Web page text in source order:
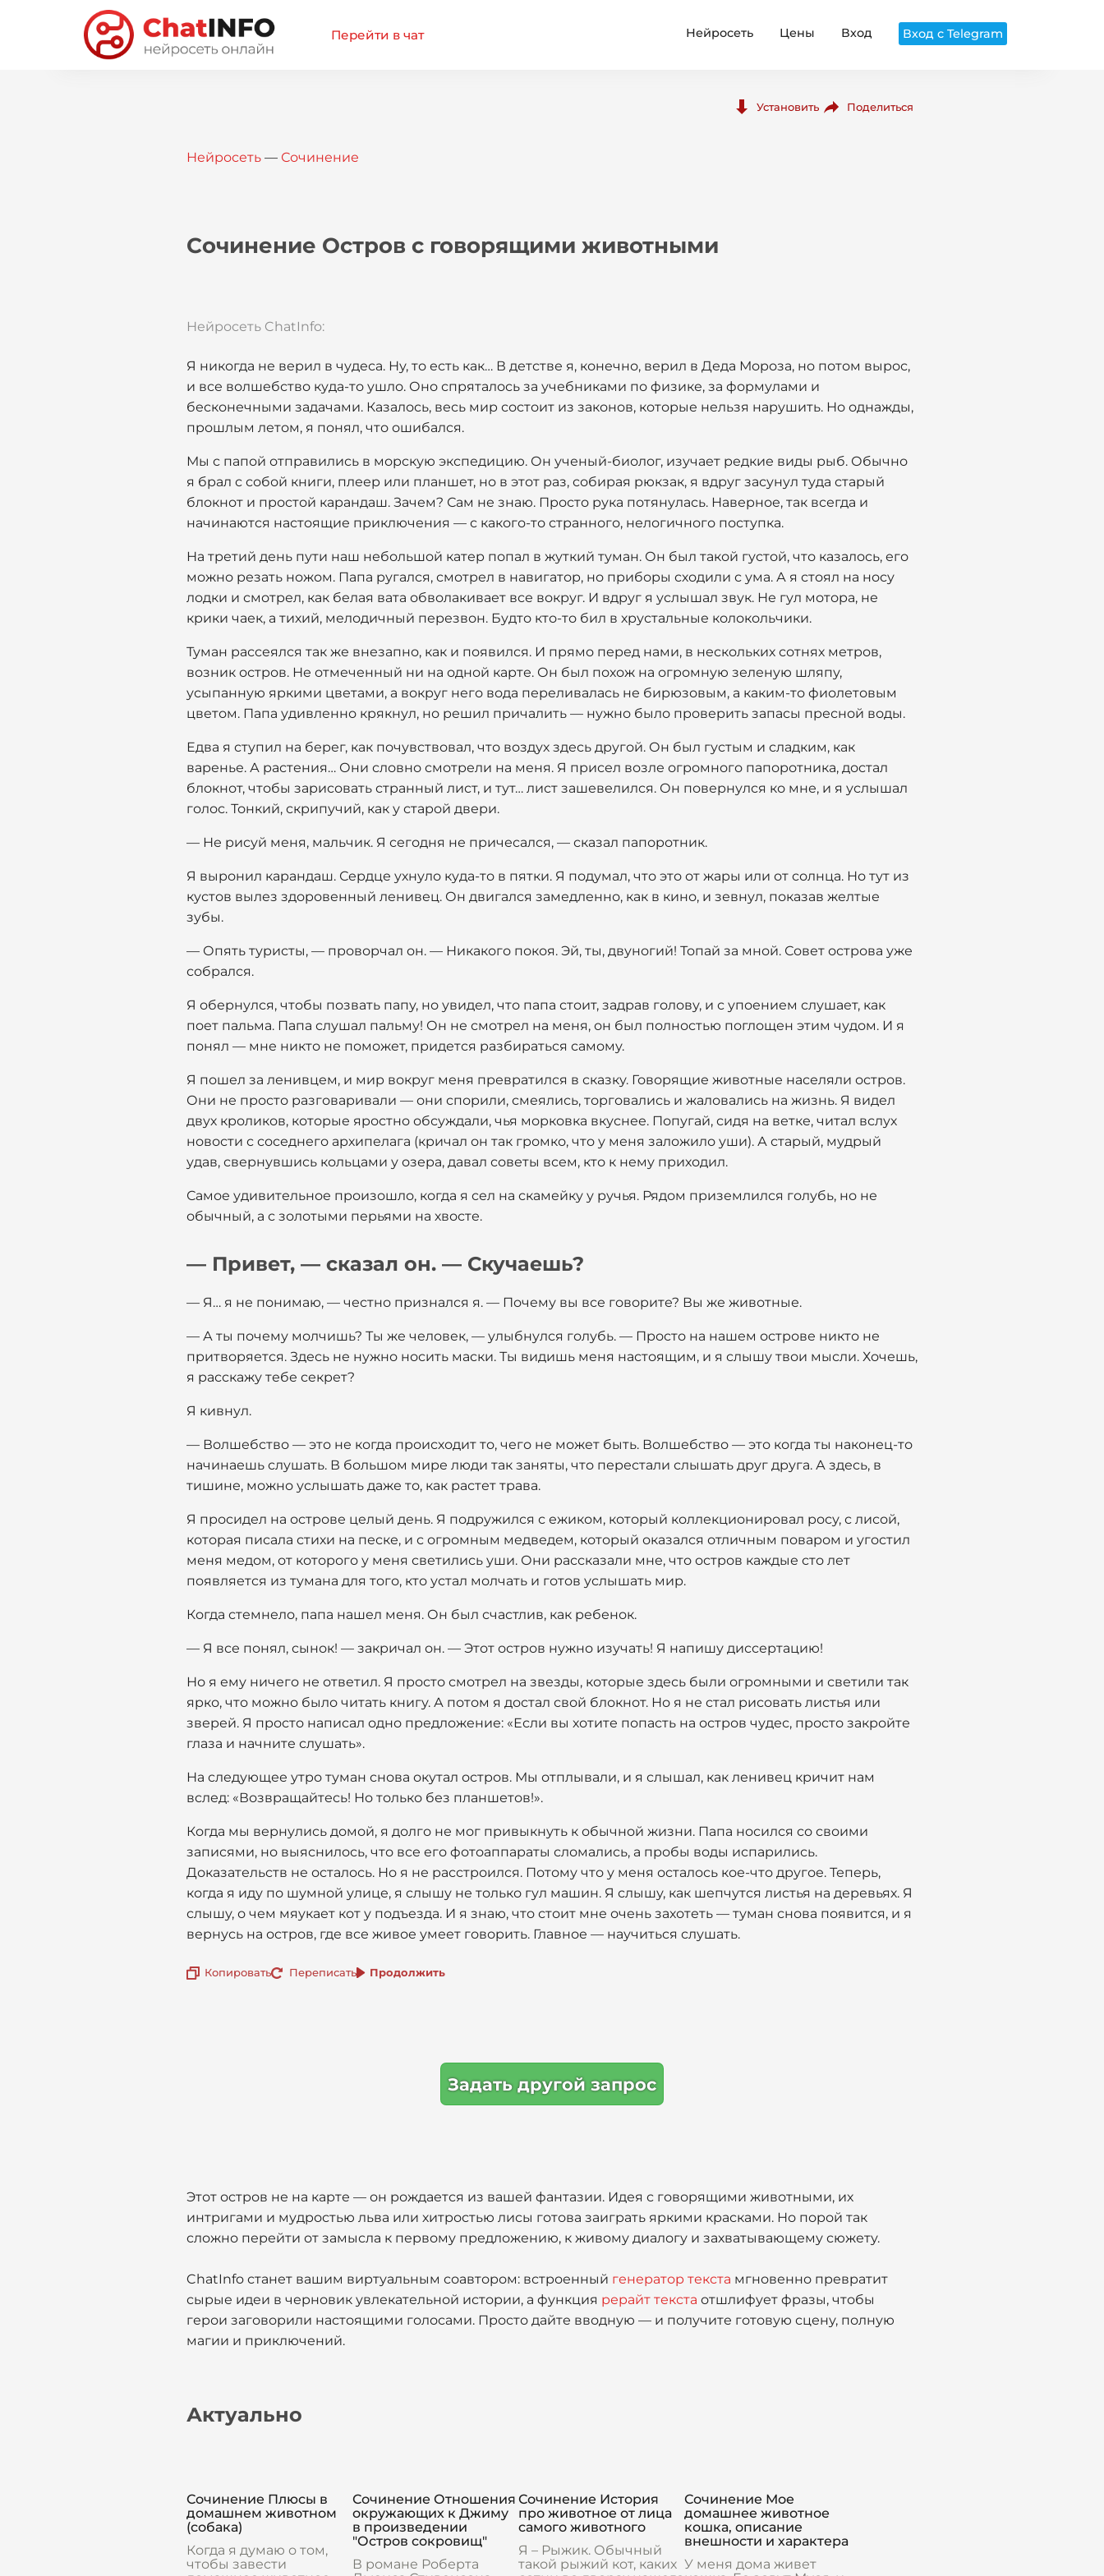
Перейти в чат Нейросеть Цены Вход Вход с Telegram
Установить Поделиться
Нейросеть — Сочинение
Сочинение Остров с говорящими животными
Нейросеть ChatInfo:
Я никогда не верил в чудеса. Ну, то есть как… В детстве я, конечно, верил в Деда Мороза, но потом вырос,
и все волшебство куда-то ушло. Оно спряталось за учебниками по физике, за формулами и
бесконечными задачами. Казалось, весь мир состоит из законов, которые нельзя нарушить. Но однажды,
прошлым летом, я понял, что ошибался.
Мы с папой отправились в морскую экспедицию. Он ученый-биолог, изучает редкие виды рыб. Обычно
я брал с собой книги, плеер или планшет, но в этот раз, собирая рюкзак, я вдруг засунул туда старый
блокнот и простой карандаш. Зачем? Сам не знаю. Просто рука потянулась. Наверное, так всегда и
начинаются настоящие приключения — с какого-то странного, нелогичного поступка.
На третий день пути наш небольшой катер попал в жуткий туман. Он был такой густой, что казалось, его
можно резать ножом. Папа ругался, смотрел в навигатор, но приборы сходили с ума. А я стоял на носу
лодки и смотрел, как белая вата обволакивает все вокруг. И вдруг я услышал звук. Не гул мотора, не
крики чаек, а тихий, мелодичный перезвон. Будто кто-то бил в хрустальные колокольчики.
Туман рассеялся так же внезапно, как и появился. И прямо перед нами, в нескольких сотнях метров,
возник остров. Не отмеченный ни на одной карте. Он был похож на огромную зеленую шляпу,
усыпанную яркими цветами, а вокруг него вода переливалась не бирюзовым, а каким-то фиолетовым
цветом. Папа удивленно крякнул, но решил причалить — нужно было проверить запасы пресной воды.
Едва я ступил на берег, как почувствовал, что воздух здесь другой. Он был густым и сладким, как
варенье. А растения… Они словно смотрели на меня. Я присел возле огромного папоротника, достал
блокнот, чтобы зарисовать странный лист, и тут… лист зашевелился. Он повернулся ко мне, и я услышал
голос. Тонкий, скрипучий, как у старой двери.
— Не рисуй меня, мальчик. Я сегодня не причесался, — сказал папоротник.
Я выронил карандаш. Сердце ухнуло куда-то в пятки. Я подумал, что это от жары или от солнца. Но тут из
кустов вылез здоровенный ленивец. Он двигался замедленно, как в кино, и зевнул, показав желтые
зубы.
— Опять туристы, — проворчал он. — Никакого покоя. Эй, ты, двуногий! Топай за мной. Совет острова уже
собрался.
Я обернулся, чтобы позвать папу, но увидел, что папа стоит, задрав голову, и с упоением слушает, как
поет пальма. Папа слушал пальму! Он не смотрел на меня, он был полностью поглощен этим чудом. И я
понял — мне никто не поможет, придется разбираться самому.
Я пошел за ленивцем, и мир вокруг меня превратился в сказку. Говорящие животные населяли остров.
Они не просто разговаривали — они спорили, смеялись, торговались и жаловались на жизнь. Я видел
двух кроликов, которые яростно обсуждали, чья морковка вкуснее. Попугай, сидя на ветке, читал вслух
новости с соседнего архипелага (кричал он так громко, что у меня заложило уши). А старый, мудрый
удав, свернувшись кольцами у озера, давал советы всем, кто к нему приходил.
Самое удивительное произошло, когда я сел на скамейку у ручья. Рядом приземлился голубь, но не
обычный, а с золотыми перьями на хвосте.
— Привет, — сказал он. — Скучаешь?
— Я… я не понимаю, — честно признался я. — Почему вы все говорите? Вы же животные.
— А ты почему молчишь? Ты же человек, — улыбнулся голубь. — Просто на нашем острове никто не
притворяется. Здесь не нужно носить маски. Ты видишь меня настоящим, и я слышу твои мысли. Хочешь,
я расскажу тебе секрет?
Я кивнул.
— Волшебство — это не когда происходит то, чего не может быть. Волшебство — это когда ты наконец-то
начинаешь слушать. В большом мире люди так заняты, что перестали слышать друг друга. А здесь, в
тишине, можно услышать даже то, как растет трава.
Я просидел на острове целый день. Я подружился с ежиком, который коллекционировал росу, с лисой,
которая писала стихи на песке, и с огромным медведем, который оказался отличным поваром и угостил
меня медом, от которого у меня светились уши. Они рассказали мне, что остров каждые сто лет
появляется из тумана для того, кто устал молчать и готов услышать мир.
Когда стемнело, папа нашел меня. Он был счастлив, как ребенок.
— Я все понял, сынок! — закричал он. — Этот остров нужно изучать! Я напишу диссертацию!
Но я ему ничего не ответил. Я просто смотрел на звезды, которые здесь были огромными и светили так
ярко, что можно было читать книгу. А потом я достал свой блокнот. Но я не стал рисовать листья или
зверей. Я просто написал одно предложение: «Если вы хотите попасть на остров чудес, просто закройте
глаза и начните слушать».
На следующее утро туман снова окутал остров. Мы отплывали, и я слышал, как ленивец кричит нам
вслед: «Возвращайтесь! Но только без планшетов!».
Когда мы вернулись домой, я долго не мог привыкнуть к обычной жизни. Папа носился со своими
записями, но выяснилось, что все его фотоаппараты сломались, а пробы воды испарились.
Доказательств не осталось. Но я не расстроился. Потому что у меня осталось кое-что другое. Теперь,
когда я иду по шумной улице, я слышу не только гул машин. Я слышу, как шепчутся листья на деревьях. Я
слышу, о чем мяукает кот у подъезда. И я знаю, что стоит мне очень захотеть — туман снова появится, и я
вернусь на остров, где все живое умеет говорить. Главное — научиться слушать.
Копировать Переписать Продолжить
Задать другой запрос
Этот остров не на карте — он рождается из вашей фантазии. Идея с говорящими животными, их
интригами и мудростью льва или хитростью лисы готова заиграть яркими красками. Но порой так
сложно перейти от замысла к первому предложению, к живому диалогу и захватывающему сюжету.
ChatInfo станет вашим виртуальным соавтором: встроенный генератор текста мгновенно превратит
сырые идеи в черновик увлекательной истории, а функция рерайт текста отшлифует фразы, чтобы
герои заговорили настоящими голосами. Просто дайте вводную — и получите готовую сцену, полную
магии и приключений.
Актуально
Сочинение Плюсы в
домашнем животном
(собака)
Когда я думаю о том,
чтобы завести
Сочинение Отношения
окружающих к Джиму
в произведении
"Остров сокровищ"
В романе Роберта
Сочинение История
про животное от лица
самого животного
Я – Рыжик. Обычный
такой рыжий кот, каких
Сочинение Мое
домашнее животное
кошка, описание
внешности и характера
У меня дома живет